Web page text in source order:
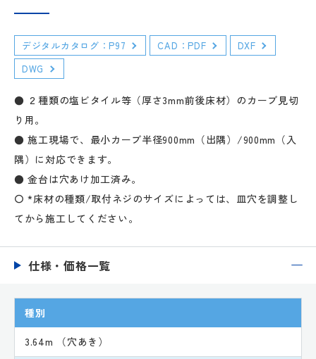
デジタルカタログ：P97 CAD：PDF
DXF
DWG
● ２種類の塩ビタイル等（厚さ3mm前後床材）のカーブ見切
り用。
● 施工現場で、最小カーブ半径900mm（出隅）/900mm（入
隅）に対応できます。
● 金台は穴あけ加工済み。
〇 *床材の種類/取付ネジのサイズによっては、皿穴を調整し
てから施工してください。
仕様・価格一覧
種別
3.64m （穴あき）